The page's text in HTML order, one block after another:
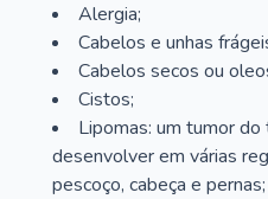
Alergia;
Cabelos e unhas
Cabelos secos ou
Cistos;
Lipomas: um tumor
desenvolver em várias
pescoço, cabeça e pernas;